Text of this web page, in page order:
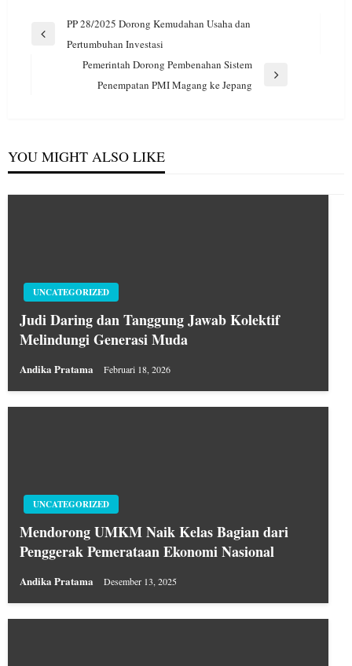
Navigasi
pos
Previous
PP 28/2025 Dorong Kemudahan Usaha dan
Pertumbuhan Investasi
Pemerintah Dorong Pembenahan Sistem
Penempatan PMI Magang ke Jepang
YOU MIGHT ALSO LIKE
UNCATEGORIZED
Judi Daring dan Tanggung Jawab Kolektif
Melindungi Generasi Muda
Andika Pratama Februari 18, 2026
UNCATEGORIZED
Mendorong UMKM Naik Kelas Bagian dari
Penggerak Pemerataan Ekonomi Nasional
Andika Pratama Desember 13, 2025